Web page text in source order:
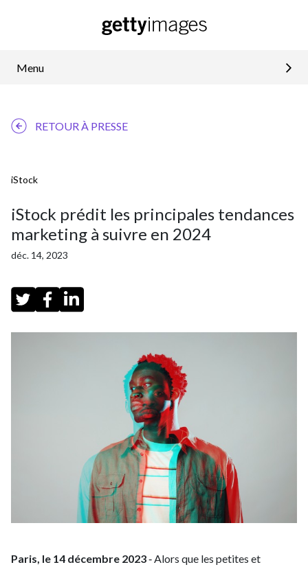
Menu
RETOUR À PRESSE
iStock
iStock prédit les principales tendances
marketing à suivre en 2024
déc. 14, 2023
Paris, le 14 décembre 2023‑ Alors que les petites et